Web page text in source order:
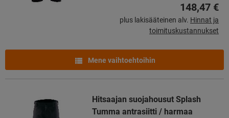
148,47 €
plus lakisääteinen alv. Hinnat ja
toimituskustannukset
Mene vaihtoehtoihin
Hitsaajan suojahousut Splash
Tumma antrasiitti / harmaa